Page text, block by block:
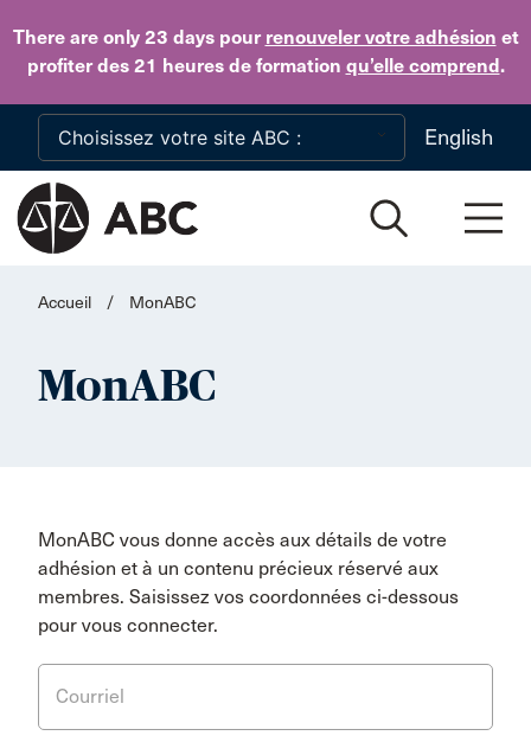
There are only 23 dayspour renouveler votre adhésion et
profiter des 21 heures de formation qu’elle comprend.
Skip to main content
English
Accueil / MonABC
MonABC
MonABC vous donne accès aux détails de votre
adhésion et à un contenu précieux réservé aux
membres. Saisissez vos coordonnées ci-dessous
pour vous connecter.
Courriel